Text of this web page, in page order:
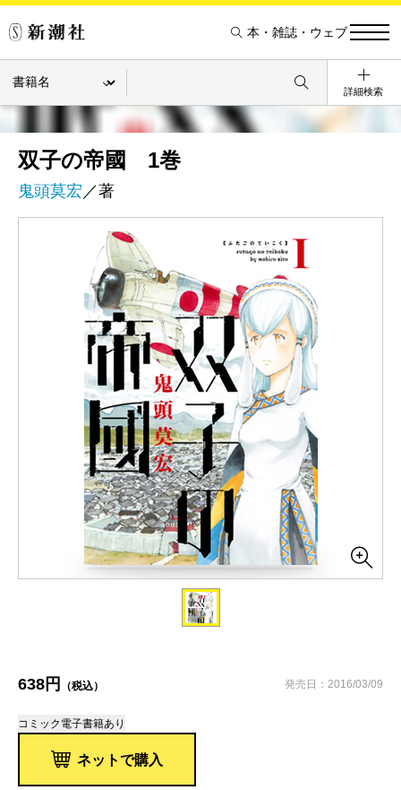
本・雑誌・ウェブ
詳細検索
双子の帝國 1巻
鬼頭莫宏 ／著
638円 （税込） 発売日：2016/03/09
コミック 電子書籍あり
ネットで購入